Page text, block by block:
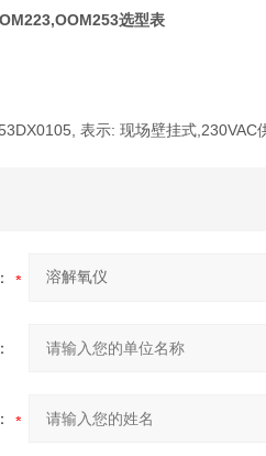
选型表
表示: 现场壁挂式,230VAC